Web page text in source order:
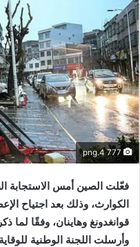
777 4.png
فعّلت الصين أمس الاستجابة
الكوارث، وذلك بعد اجتياح
قوانغدونغ وهاينان، وفقًا لما
وأرسلت اللجنة الوطنية